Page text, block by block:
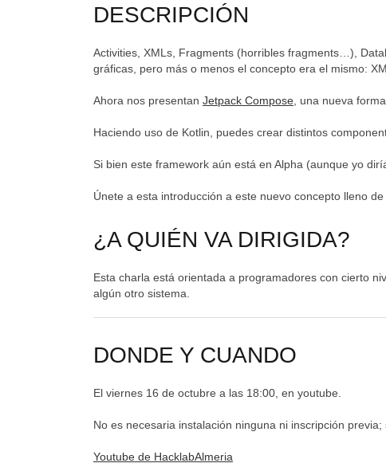
DESCRIPCIÓN
Activities, XMLs, Fragments (horribles fragments…),
gráficas, pero más o menos el concepto era el mismo:
Ahora nos presentan Jetpack Compose , una nueva
Haciendo uso de Kotlin, puedes crear distintos
Si bien este framework aún está en Alpha (aunque yo
Únete a esta introducción a este nuevo concepto lleno
¿A QUIÉN VA DIRIGIDA?
Esta charla está orientada a programadores con cierto
algún otro sistema.
DONDE Y CUANDO
El viernes 16 de octubre a las 18:00, en youtube.
No es necesaria instalación ninguna ni inscripción
Youtube de HacklabAlmeria